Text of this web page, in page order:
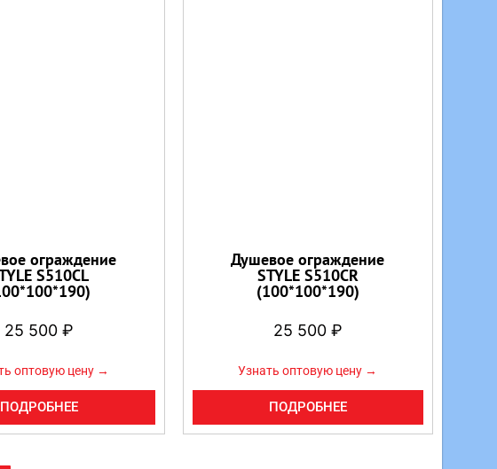
ограждение
S510CL
25 500₽
оптовую цену →
ПОДРОБНЕЕ
Душевое ограждение
STYLE S510CR
(100*100*190)
25 500 ₽
Узнать оптовую цену →
ПОДРОБНЕЕ